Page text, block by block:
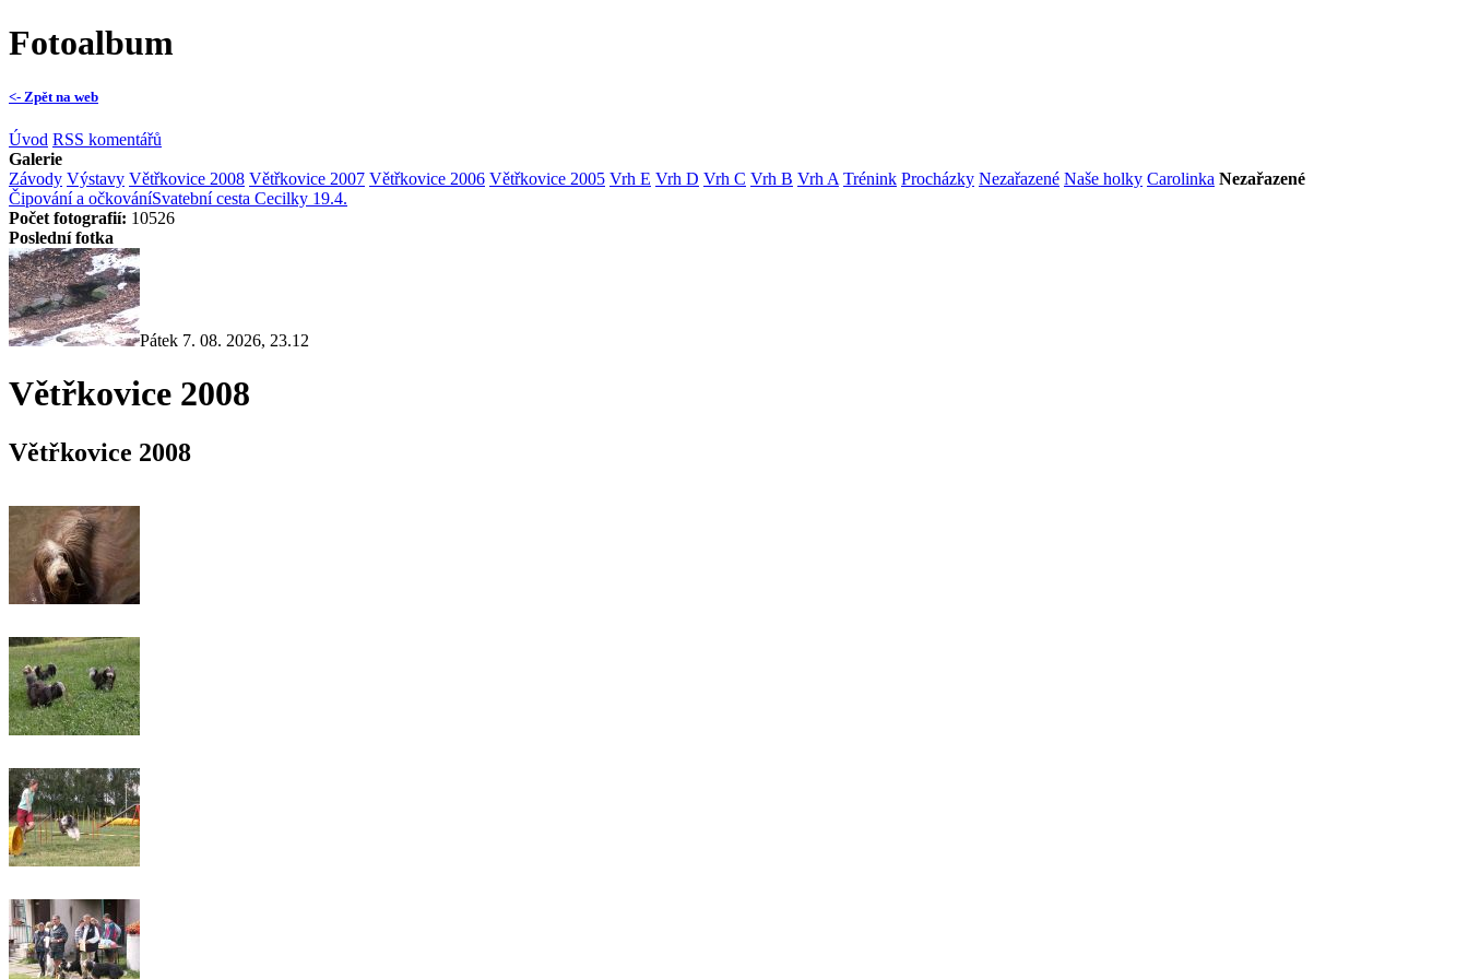
Fotoalbum
<- Zpět na web
Úvod RSS komentářů
Galerie
Závody Výstavy Větřkovice 2008 Větřkovice 2007 Větřkovice 2006 Větřkovice 2005 Vrh E Vrh D Vrh C Vrh B Vrh A Trénink Procházky Nezařazené Naše holky Carolinka Nezařazené
Čipování a očkováníSvatební cesta Cecilky 19.4.
Počet fotografií: 10526
Poslední fotka
Pátek 7. 08. 2026, 23.12
Větřkovice 2008
Větřkovice 2008